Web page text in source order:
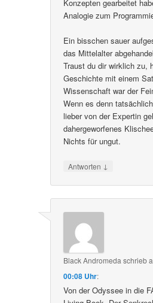
„Schwarzes Loch“
Konzepten gearbeitet
Analogie zum
Ein bisschen sauer
das Mittelalter
Traust du dir wirklich zu,
Geschichte mit einem
Wissenschaft war der
Wenn es denn
lieber von der Expertin
dahergeworfenes Klischee.
Antworten↓
Black Andromeda
00:08 Uhr: